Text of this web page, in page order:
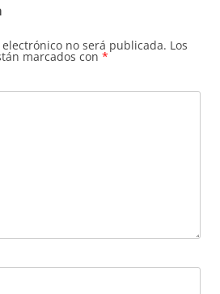
no será publicada. Los
marcados con *